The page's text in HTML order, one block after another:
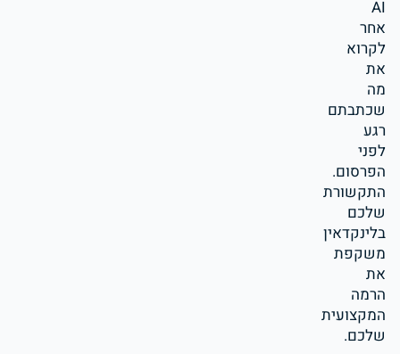
AI
אחר
לקרוא
את
מה
שכתבתם
רגע
לפני
הפרסום.
התקשורת
שלכם
בלינקדאין
משקפת
את
הרמה
המקצועית
שלכם.